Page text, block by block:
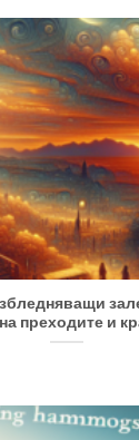
преходите и